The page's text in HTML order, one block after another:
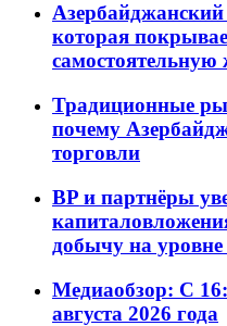
которая
самостоятельную
Традиционные
почему
торговли
BP и партнёры
добычу на
Медиаобзор: С
августа 2026 года